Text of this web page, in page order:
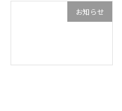
お知らせ